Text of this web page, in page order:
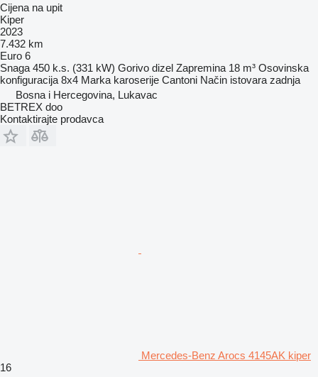
Cijena na upit
Kiper
2023
7.432 km
Euro 6
Snaga 450 k.s. (331 kW) Gorivo dizel Zapremina 18 m³ Osovinska
konfiguracija 8x4 Marka karoserije Cantoni Način istovara zadnja
Bosna i Hercegovina, Lukavac
BETREX doo
Kontaktirajte prodavca
Mercedes-Benz Arocs 4145AK kiper
16